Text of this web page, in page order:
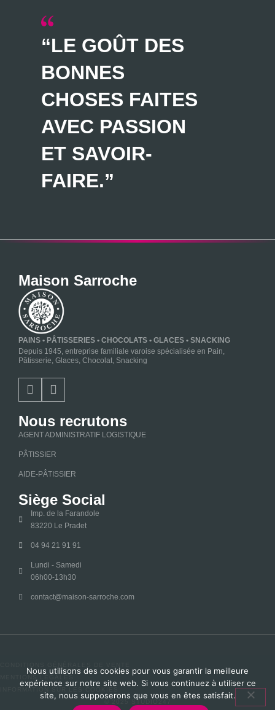
“LE GOÛT DES
BONNES
CHOSES FAITES
AVEC PASSION
ET SAVOIR-
FAIRE.”
Maison Sarroche
PAINS • PÂTISSERIES • CHOCOLATS • GLACES • SNACKING
Depuis 1945, entreprise familiale varoise spécialisée en Pain,
Pâtisserie, Glaces, Chocolat, Snacking
Nous recrutons
AGENT ADMINISTRATIF LOGISTIQUE
PÂTISSIER
AIDE-PÂTISSIER
Siège Social
Imp. de la Farandole
83220 Le Pradet
04 94 21 91 91
Lundi - Samedi
06h00-13h30
contact@maison-sarroche.com
INFORMATION SUR LES COOKIES
© 2025 STUDIO247
Nous utilisons des cookies pour vous garantir la meilleure
expérience sur notre site web. Si vous continuez à utiliser ce
site, nous supposerons que vous en êtes satisfait.